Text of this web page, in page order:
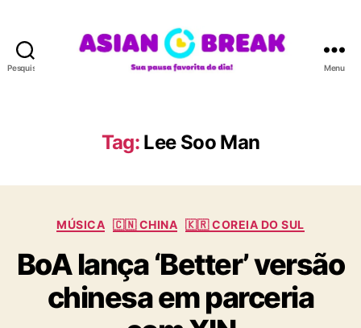
Pesquisar
A
N
R
A
Menu
Tag: Lee Soo Man
C
t
e
g
o
MÚSICA 🇨🇳 CHINA 🇰🇷 COREIA DO SUL
BoA lança ‘Better’ versão
chinesa em parceria